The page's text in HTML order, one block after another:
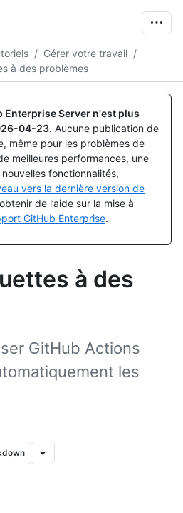
/ Gérer votre travail /
à des problèmes
Enterprise Server n'est plus
04-23. Aucune publication de
même pour les problèmes de
meilleures performances, une
fonctionnalités,
vers la dernière version de
de l’aide sur la mise à
GitHub Enterprise.
à des
GitHub Actions
les